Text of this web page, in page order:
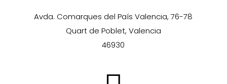
Avda. Comarques del País Valencia, 76-78
Quart de Poblet, Valencia
46930